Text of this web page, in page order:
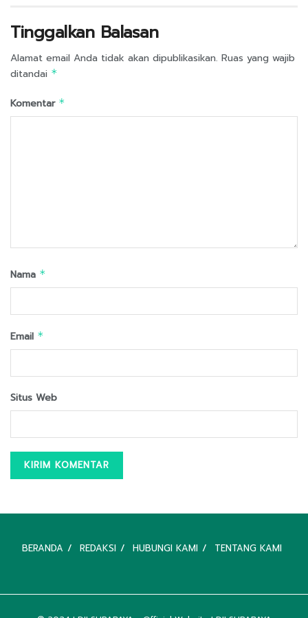
Tinggalkan Balasan
Alamat email Anda tidak akan dipublikasikan. Ruas yang wajib
ditandai *
Komentar *
Nama *
Email *
Situs Web
BERANDA REDAKSI HUBUNGI KAMI TENTANG KAMI